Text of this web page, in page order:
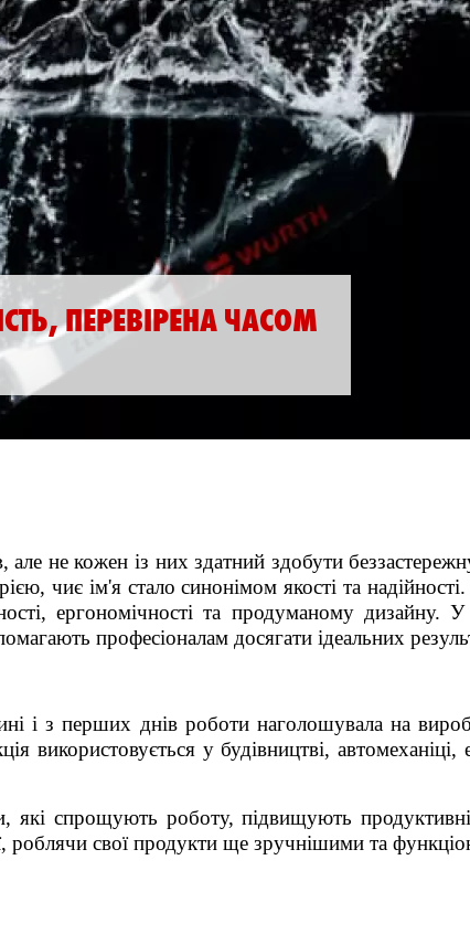
ПЕРЕВІРЕНА ЧАСОМ
але не кожен із них здатний здобути
чиє ім'я стало синонімом якості та
ергономічності та продуманому
професіоналам досягати ідеальних
і з перших днів роботи наголошувала на
використовується у будівництві,
які спрощують роботу, підвищують
роблячи свої продукти ще зручнішими та